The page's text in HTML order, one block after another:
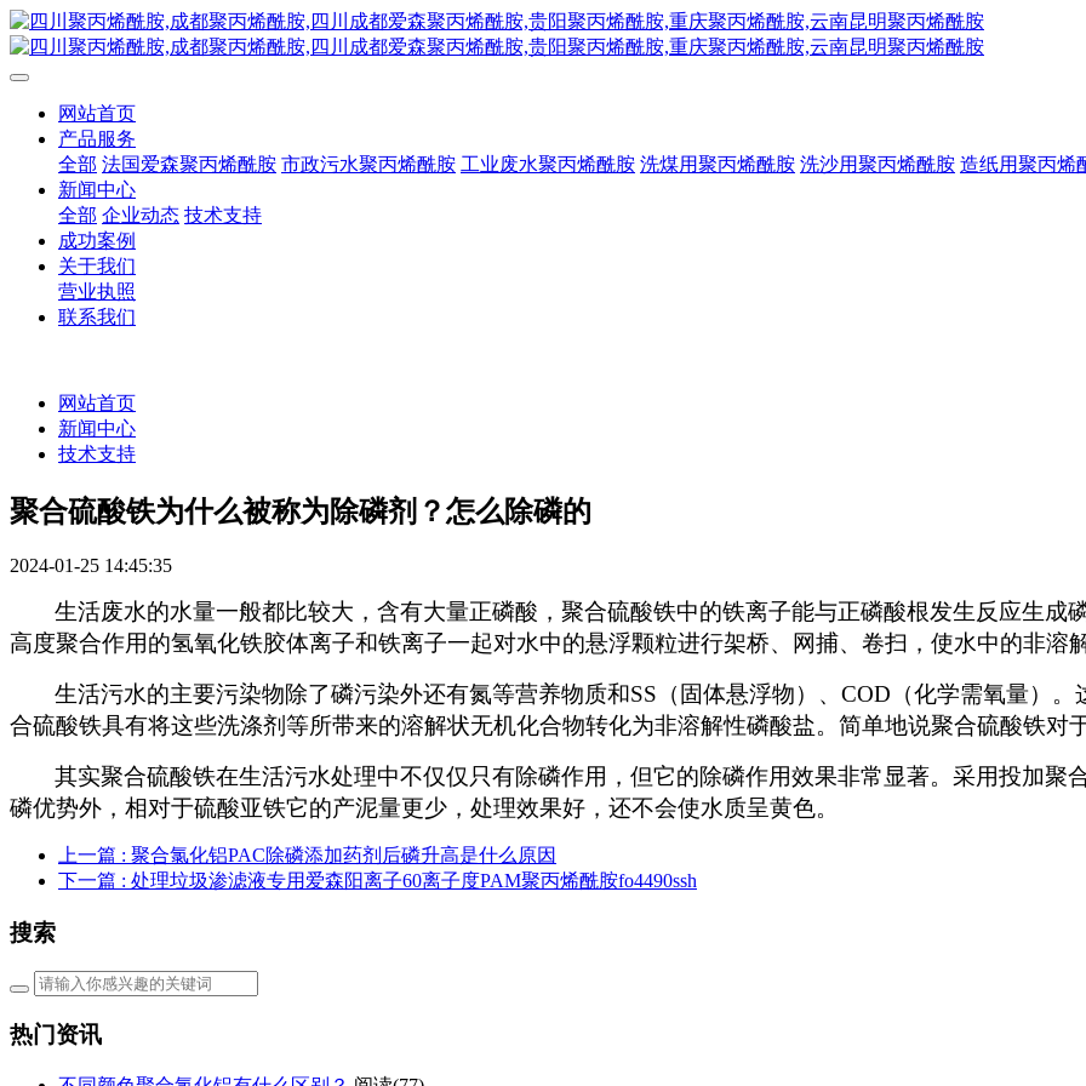
网站首页
产品服务
全部 法国爱森聚丙烯酰胺 市政污水聚丙烯酰胺 工业废水聚丙烯酰胺 洗煤用聚丙烯酰胺 洗沙用聚丙烯酰胺 造纸用聚丙烯
新闻中心
全部 企业动态 技术支持
成功案例
关于我们
营业执照
联系我们
网站首页
新闻中心
技术支持
聚合硫酸铁为什么被称为除磷剂？怎么除磷的
2024-01-25 14:45:35
生活废水的水量一般都比较大，含有大量正磷酸，聚合硫酸铁中的铁离子能与正磷酸根发生反应生成
高度聚合作用的氢氧化铁胶体离子和铁离子一起对水中的悬浮颗粒进行架桥、网捕、卷扫，使水中的非溶
生活污水的主要污染物除了磷污染外还有氮等营养物质和SS （固体悬浮物）、 COD （化学需氧量）
合硫酸铁具有将这些洗涤剂等所带来的溶解状无机化合物转化为非溶解性磷酸盐。简单地说聚合硫酸铁对
其实聚合硫酸铁在生活污水处理中不仅仅只有除磷作用，但它的除磷作用效果非常显著。采用投加聚
磷优势外，相对于硫酸亚铁它的产泥量更少，处理效果好，还不会使水质呈黄色。
上一篇 : 聚合氯化铝PAC除磷添加药剂后磷升高是什么原因
下一篇 : 处理垃圾渗滤液专用爱森阳离子60离子度PAM聚丙烯酰胺fo4490ssh
搜索
热门资讯